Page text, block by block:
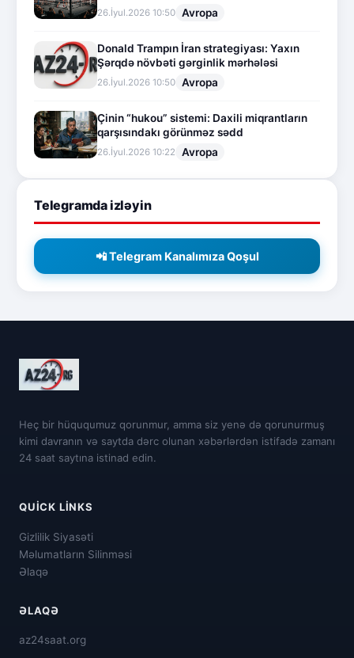
26.İyul.2026 10:50 Avropa
Donald Trampın İran strategiyası: Yaxın
Şərqdə növbəti gərginlik mərhələsi
26.İyul.2026 10:50 Avropa
Çinin “hukou” sistemi: Daxili miqrantların
qarşısındakı görünməz sədd
26.İyul.2026 10:22 Avropa
Telegramda izləyin
📲 Telegram Kanalımıza Qoşul
Heç bir hüququmuz qorunmur, amma siz yenə də qorunurmuş
kimi davranın və saytda dərc olunan xəbərlərdən istifadə zamanı
24 saat saytına istinad edin.
QUICK LINKS
Gizlilik Siyasəti
Məlumatların Silinməsi
Əlaqə
ƏLAQƏ
az24saat.org